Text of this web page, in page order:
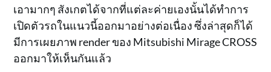
เอามากๆ สังเกตได้จากที่แต่ละค่ายเองนั้นได้ทำการ
เปิดตัวรถในแนวนี้ออกมาอย่างต่อเนื่อง ซึ่งล่าสุดก็ได้
มีการเผยภาพ render ของ Mitsubishi Mirage CROSS
ออกมาให้เห็นกันแล้ว